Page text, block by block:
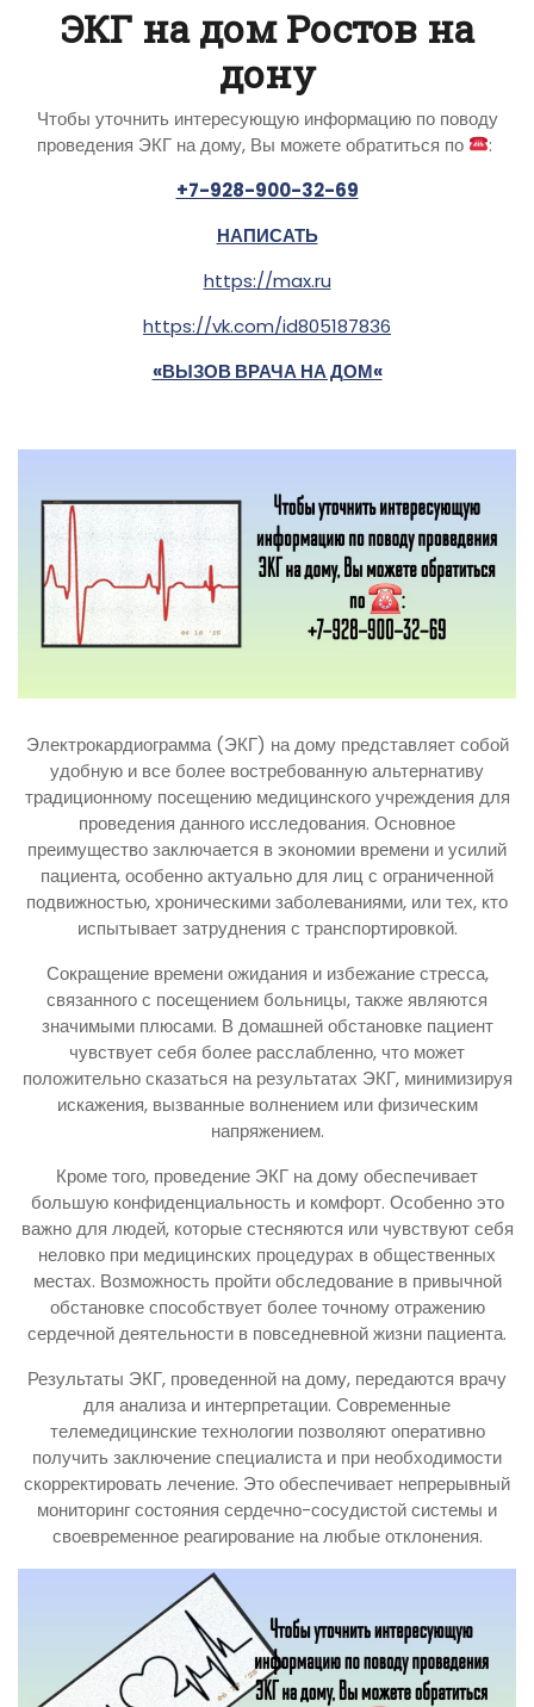
ЭКГ на дом Ростов на
дону
Чтобы уточнить интересующую информацию по поводу
проведения ЭКГ на дому, Вы можете обратиться по
:
+7-928-900-32-69
НАПИСАТЬ
https://max.ru
https://vk.com/id805187836
«ВЫЗОВ ВРАЧА НА ДОМ«
Электрокардиограмма (ЭКГ) на дому представляет собой
удобную и все более востребованную альтернативу
традиционному посещению медицинского учреждения для
проведения данного исследования. Основное
преимущество заключается в экономии времени и усилий
пациента, особенно актуально для лиц с ограниченной
подвижностью, хроническими заболеваниями, или тех, кто
испытывает затруднения с транспортировкой.
Сокращение времени ожидания и избежание стресса,
связанного с посещением больницы, также являются
значимыми плюсами. В домашней обстановке пациент
чувствует себя более расслабленно, что может
положительно сказаться на результатах ЭКГ, минимизируя
искажения, вызванные волнением или физическим
напряжением.
Кроме того, проведение ЭКГ на дому обеспечивает
большую конфиденциальность и комфорт. Особенно это
важно для людей, которые стесняются или чувствуют себя
неловко при медицинских процедурах в общественных
местах. Возможность пройти обследование в привычной
обстановке способствует более точному отражению
сердечной деятельности в повседневной жизни пациента.
Результаты ЭКГ, проведенной на дому, передаются врачу
для анализа и интерпретации. Современные
телемедицинские технологии позволяют оперативно
получить заключение специалиста и при необходимости
скорректировать лечение. Это обеспечивает непрерывный
мониторинг состояния сердечно-сосудистой системы и
своевременное реагирование на любые отклонения.